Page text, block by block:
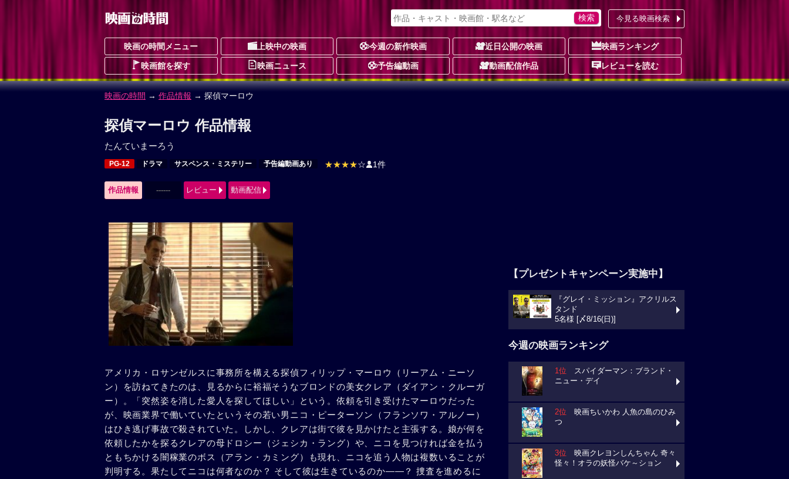
今見る映画検索
映画の時間メニュー 上映中の映画 今週の新作映画 近日公開の映画 映画ランキング
映画館を探す 映画ニュース 予告編動画 動画配信作品 レビューを読む
映画の時間 → 作品情報 → 探偵マーロウ
探偵マーロウ 作品情報
たんていまーろう
PG-12 ドラマ サスペンス・ミステリー 予告編動画あり ★★★★☆ 1件
作品情報 ------ レビュー 動画配信
アメリカ・ロサンゼルスに事務所を構える探偵フィリップ・マーロウ（リーアム・ニーソ
ン）を訪ねてきたのは、見るからに裕福そうなブロンドの美女クレア（ダイアン・クルーガ
ー）。「突然姿を消した愛人を探してほしい」という。依頼を引き受けたマーロウだった
が、映画業界で働いていたというその若い男ニコ・ピーターソン（フランソワ・アルノー）
はひき逃げ事故で殺されていた。しかし、クレアは街で彼を見かけたと主張する。娘が何を
依頼したかを探るクレアの母ドロシー（ジェシカ・ラング）や、ニコを見つければ金を払う
ともちかける闇稼業のボス（アラン・カミング）も現れ、ニコを追う人物は複数いることが
判明する。果たしてニコは何者なのか？ そして彼は生きているのか――？ 捜査を進めるに
【プレゼントキャンペーン実施中】
『グレイ・ミッション』アクリルス
タンド
5名様 [〆8/16(日)]
今週の映画ランキング
1位 スパイダーマン：ブランド・
ニュー・デイ
2位 映画ちいかわ 人魚の島のひみ
つ
3位 映画クレヨンしんちゃん 奇々
怪々！オラの妖怪バケ～ション